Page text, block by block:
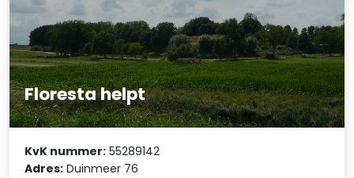
Floresta helpt
KvK nummer: 55289142
Adres: Duinmeer 76